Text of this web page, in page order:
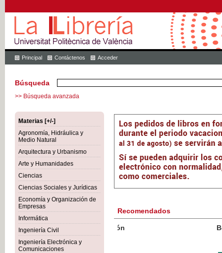
Principal Contáctenos Acceder
Búsqueda
>> Búsqueda avanzada
Materias [+/-]
Agronomía, Hidráulica y
Medio Natural
Arquitectura y Urbanismo
Arte y Humanidades
Ciencias
Ciencias Sociales y Jurídicas
Economía y Organización de
Empresas
Informática
Ingeniería Civil
Ingeniería Electrónica y
Comunicaciones
Recomendados
Botánica Agroalimentaria